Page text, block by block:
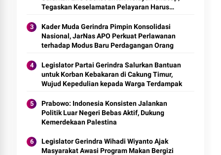
Tegaskan Keselamatan Pelayaran Harus
Kader Muda Gerindra Pimpin Konsolidasi
Nasional, JarNas APO Perkuat Perlawanan
terhadap Modus Baru Perdagangan Orang
Legislator Partai Gerindra Salurkan Bantuan
untuk Korban Kebakaran di Cakung Timur,
Wujud Kepedulian kepada Warga Terdampak
Prabowo: Indonesia Konsisten Jalankan
Politik Luar Negeri Bebas Aktif, Dukung
Kemerdekaan Palestina
Legislator Gerindra Wihadi Wiyanto Ajak
Masyarakat Awasi Program Makan Bergizi